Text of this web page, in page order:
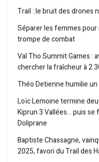
Trail : le bruit des drones
Séparer les femmes
trompe de combat
Val Tho Summit Games :
chercher la fraîcheur à 2
Théo Detienne humilie
Loïc Lemoine termine
Kiprun 3 Vallées… puis se
Doliprane
Baptiste Chassagne,
2025, favori du Trail des